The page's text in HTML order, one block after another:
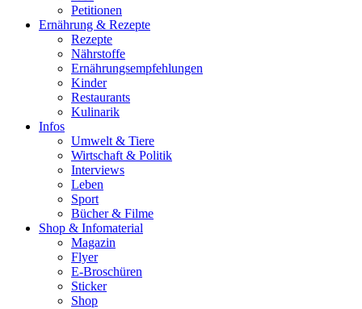
Petitionen
Ernährung & Rezepte
Rezepte
Nährstoffe
Ernährungsempfehlungen
Kinder
Restaurants
Kulinarik
Infos
Umwelt & Tiere
Wirtschaft & Politik
Interviews
Leben
Sport
Bücher & Filme
Shop & Infomaterial
Magazin
Flyer
E-Broschüren
Sticker
Shop